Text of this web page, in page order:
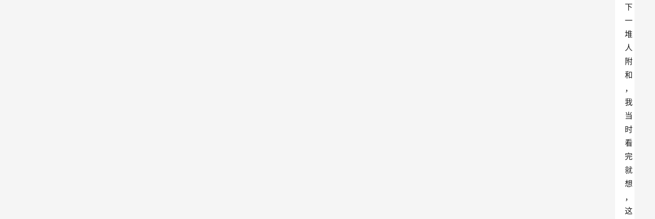
下
一
堆
人
附
和
，
我
当
时
看
完
就
想
，
这